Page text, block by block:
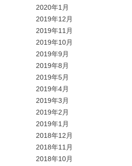
2020年1月
2019年12月
2019年11月
2019年10月
2019年9月
2019年8月
2019年5月
2019年4月
2019年3月
2019年2月
2019年1月
2018年12月
2018年11月
2018年10月